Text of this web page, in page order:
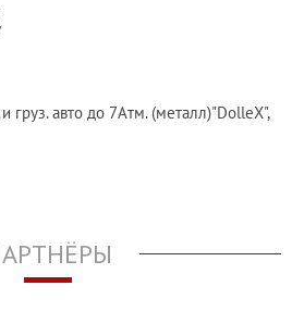
авто до 7Атм. (металл)"DolleX",